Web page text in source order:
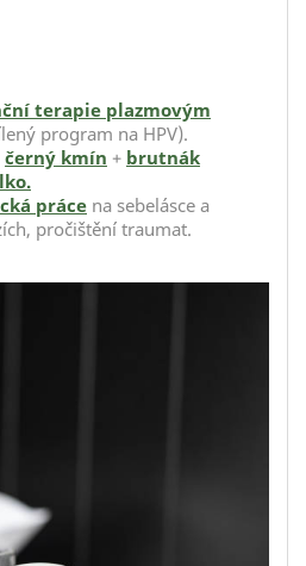
terapie plazmovým
program na HPV).
černý kmín + brutnák
práce na sebelásce a
pročištění traumat.